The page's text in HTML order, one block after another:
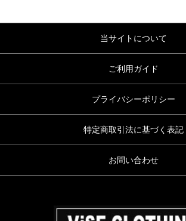
当サイトについて
ご利用ガイド
プライバシーポリシー
特定商取引法に基づく表記
お問い合わせ